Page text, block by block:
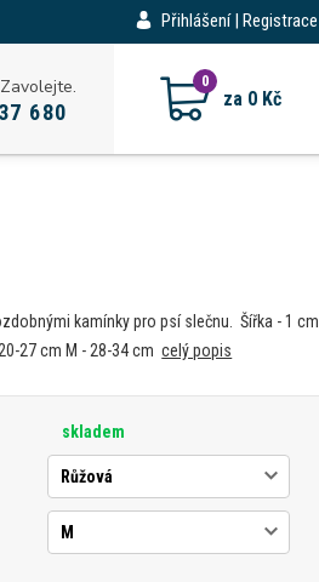
Přihlášení | Registrace
680
0
za 0 Kč
kamínky pro psí slečnu. Šířka - 1 cm
27 cm M - 28-34 cmcelý popis
skladem